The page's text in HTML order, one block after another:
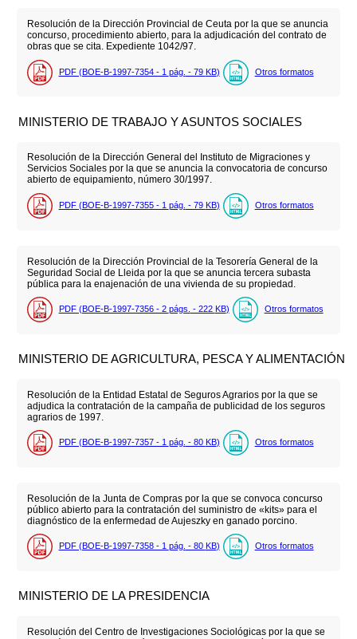
Resolución de la Dirección Provincial de Ceuta por la que se anuncia
concurso, procedimiento abierto, para la adjudicación del contrato de
obras que se cita. Expediente 1042/97.
PDF (BOE-B-1997-7354 - 1 pág. - 79 KB) Otros formatos
MINISTERIO DE TRABAJO Y ASUNTOS SOCIALES
Resolución de la Dirección General del Instituto de Migraciones y
Servicios Sociales por la que se anuncia la convocatoria de concurso
abierto de equipamiento, número 30/1997.
PDF (BOE-B-1997-7355 - 1 pág. - 79 KB) Otros formatos
Resolución de la Dirección Provincial de la Tesorería General de la
Seguridad Social de Lleida por la que se anuncia tercera subasta
pública para la enajenación de una vivienda de su propiedad.
PDF (BOE-B-1997-7356 - 2 págs. - 222 KB) Otros formatos
MINISTERIO DE AGRICULTURA, PESCA Y ALIMENTACIÓN
Resolución de la Entidad Estatal de Seguros Agrarios por la que se
adjudica la contratación de la campaña de publicidad de los seguros
agrarios de 1997.
PDF (BOE-B-1997-7357 - 1 pág. - 80 KB) Otros formatos
Resolución de la Junta de Compras por la que se convoca concurso
público abierto para la contratación del suministro de «kits» para el
diagnóstico de la enfermedad de Aujeszky en ganado porcino.
PDF (BOE-B-1997-7358 - 1 pág. - 80 KB) Otros formatos
MINISTERIO DE LA PRESIDENCIA
Resolución del Centro de Investigaciones Sociológicas por la que se